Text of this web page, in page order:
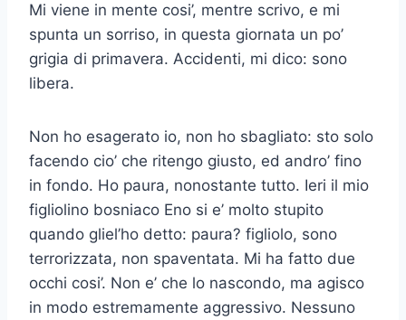
Mi viene in mente cosi’, mentre scrivo, e mi
spunta un sorriso, in questa giornata un po’
grigia di primavera. Accidenti, mi dico: sono
libera.
Non ho esagerato io, non ho sbagliato: sto solo
facendo cio’ che ritengo giusto, ed andro’ fino
in fondo. Ho paura, nonostante tutto. Ieri il mio
figliolino bosniaco Eno si e’ molto stupito
quando gliel’ho detto: paura? figliolo, sono
terrorizzata, non spaventata. Mi ha fatto due
occhi cosi’. Non e’ che lo nascondo, ma agisco
in modo estremamente aggressivo. Nessuno